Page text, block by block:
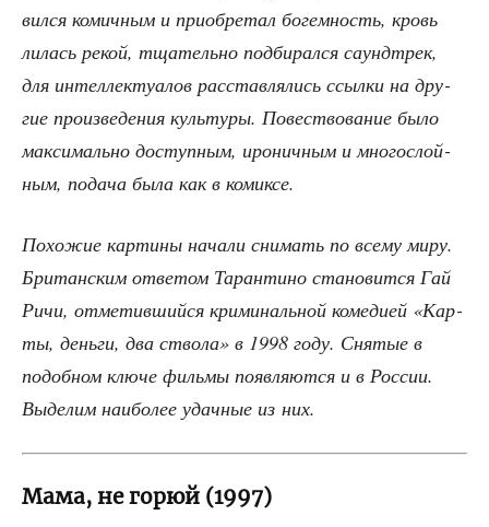
вил­ся комич­ным и при­об­ре­тал богем­ность, кровь
лилась рекой, тща­тель­но под­би­рал­ся саунд­трек,
для интел­лек­ту­а­лов рас­став­ля­лись ссыл­ки на дру­
гие про­из­ве­де­ния куль­ту­ры. Повест­во­ва­ние было
мак­си­маль­но доступ­ным, иро­нич­ным и мно­го­слой­
ным, пода­ча была как в комиксе.
Похо­жие кар­ти­ны нача­ли сни­мать по все­му миру.
Бри­тан­ским отве­том Таран­ти­но ста­но­вит­ся Гай
Ричи, отме­тив­ший­ся кри­ми­наль­ной коме­ди­ей «Кар­
ты, день­ги, два ство­ла» в 1998 году. Сня­тые в
подоб­ном клю­че филь­мы появ­ля­ют­ся и в Рос­сии.
Выде­лим наи­бо­лее удач­ные из них.
Мама, не горюй (1997)